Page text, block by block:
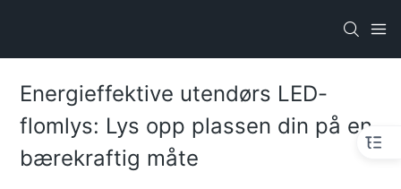
Energieffektive utendørs LED-
flomlys: Lys opp plassen din på en
bærekraftig måte